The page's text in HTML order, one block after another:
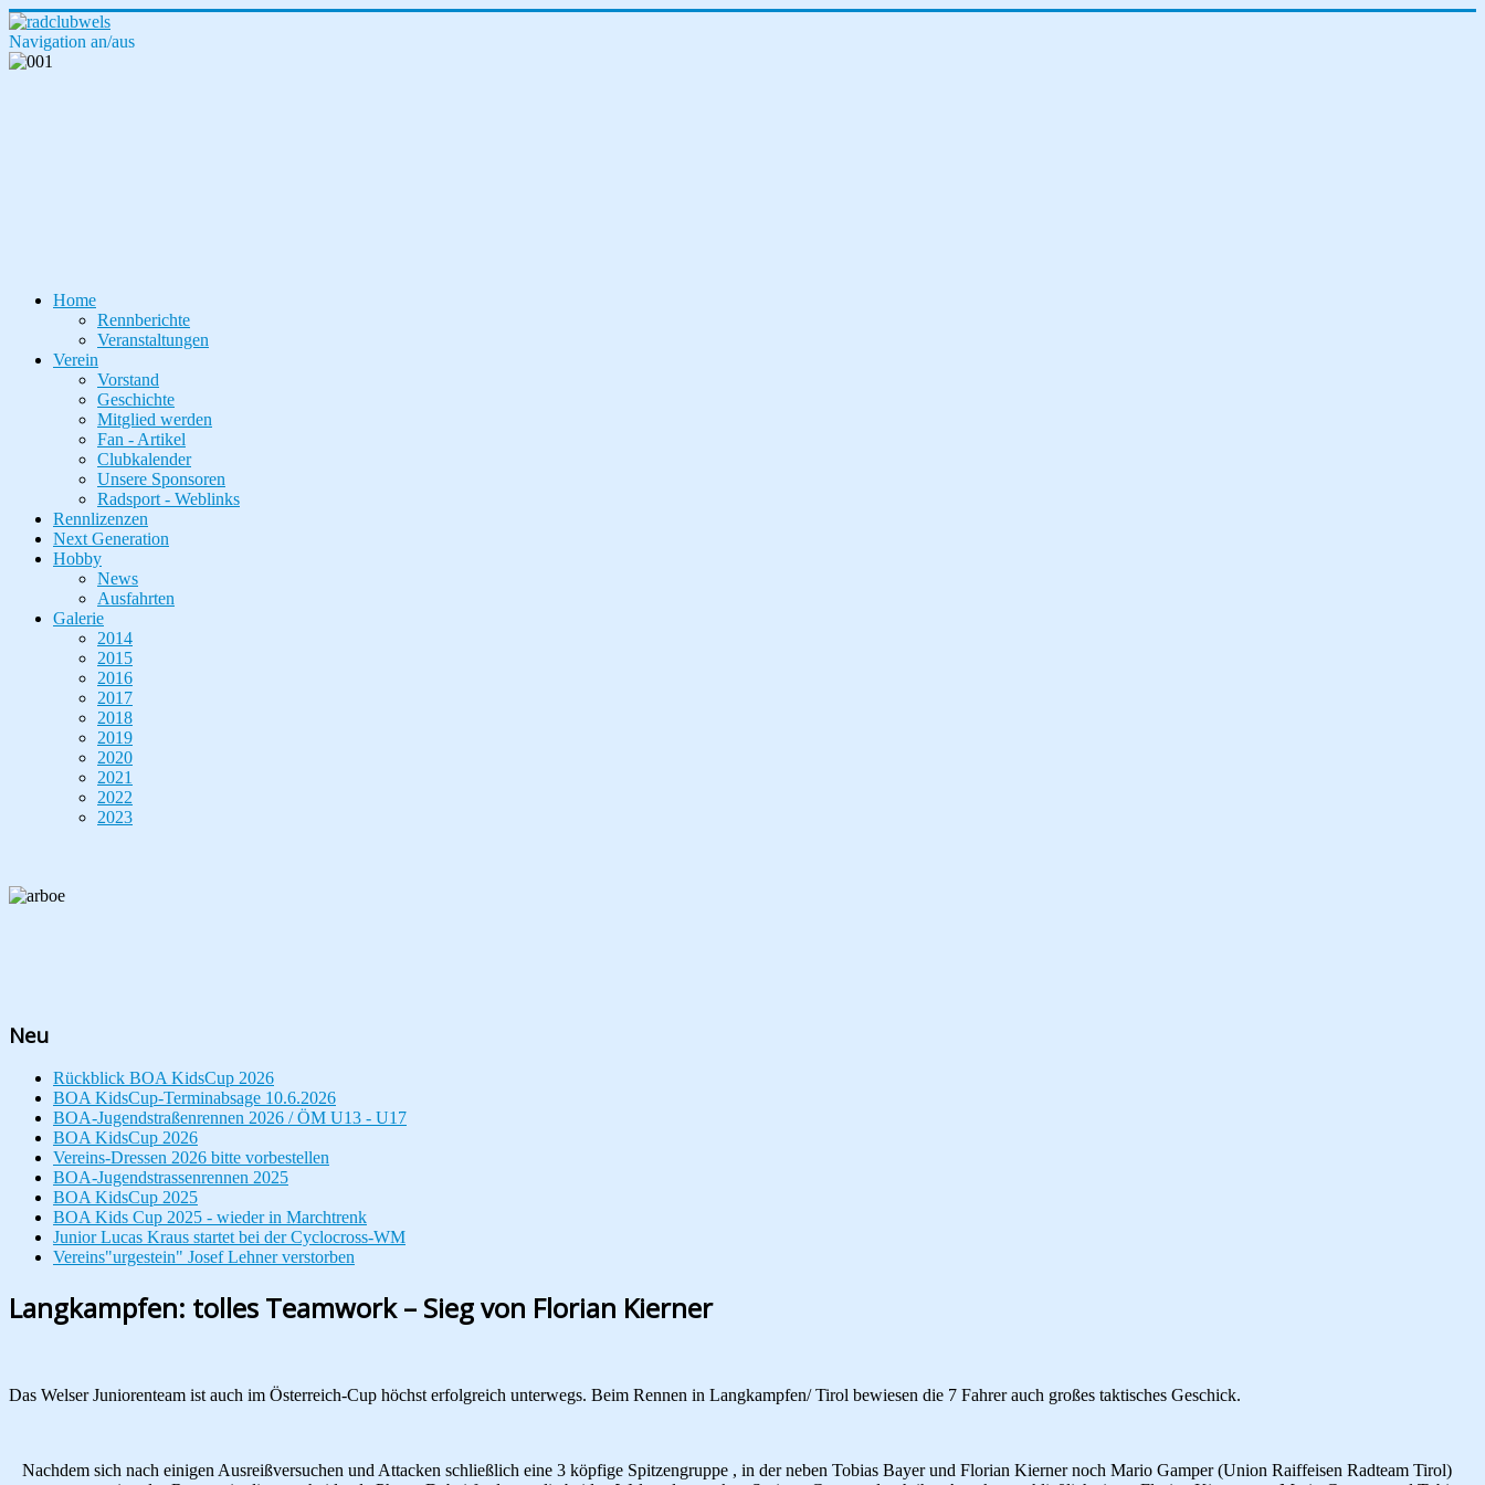
Navigation an/aus
Home
Rennberichte
Veranstaltungen
Verein
Vorstand
Geschichte
Mitglied werden
Fan - Artikel
Clubkalender
Unsere Sponsoren
Radsport - Weblinks
Rennlizenzen
Next Generation
Hobby
News
Ausfahrten
Galerie
2014
2015
2016
2017
2018
2019
2020
2021
2022
2023
Neu
Rückblick BOA KidsCup 2026
BOA KidsCup-Terminabsage 10.6.2026
BOA-Jugendstraßenrennen 2026 / ÖM U13 - U17
BOA KidsCup 2026
Vereins-Dressen 2026 bitte vorbestellen
BOA-Jugendstrassenrennen 2025
BOA KidsCup 2025
BOA Kids Cup 2025 - wieder in Marchtrenk
Junior Lucas Kraus startet bei der Cyclocross-WM
Vereins"urgestein" Josef Lehner verstorben
Langkampfen: tolles Teamwork – Sieg von Florian Kierner
Das Welser Juniorenteam ist auch im Österreich-Cup höchst erfolgreich unterwegs. Beim Rennen in Langkampfen/ Tirol bewiesen die 7 Fahrer auch großes taktisches Geschick.
Nachdem sich nach einigen Ausreißversuchen und Attacken schließlich eine 3 köpfige Spitzengruppe , in der neben Tobias Bayer und Florian Kierner noch Mario Gamper (Union Raiffeisen Radteam Tirol)